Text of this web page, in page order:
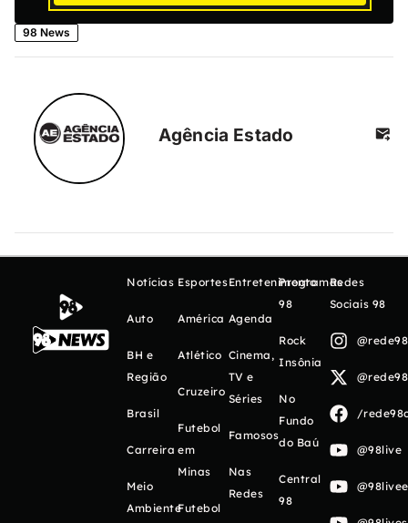
98 News
Agência Estado
Notícias
Auto
BH e
Região
Brasil
Carreira
Meio
Ambiente
Esportes
América
Atlético
Cruzeiro
Futebol
em
Minas
Futebol
Entretenimento
Agenda
Cinema,
TV e
Séries
Famosos
Nas
Redes
Programas
98
Rock
Insônia
No
Fundo
do Baú
Central
98
Redes
Sociais 98
/
@98live